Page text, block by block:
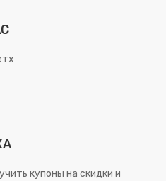
купоны на скидки и